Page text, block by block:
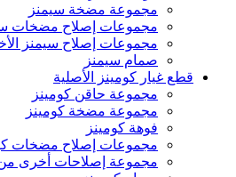
مجموعة مضخة سيمنز
مجموعات إصلاح مضخات
مجموعات إصلاح سيمنز
صمام سيمنز
قطع غيار كومينز الأصلية
مجموعة حاقن كومينز
مجموعة مضخة كومينز
فوهة كومينز
مجموعات إصلاح مضخات
مجموعة إصلاحات أخرى